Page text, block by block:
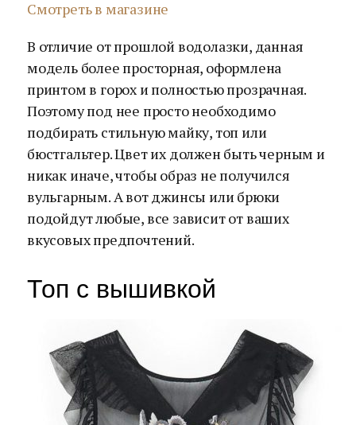
Смотреть в магазине
В отличие от прошлой водолазки, данная
модель более просторная, оформлена
принтом в горох и полностью прозрачная.
Поэтому под нее просто необходимо
подбирать стильную майку, топ или
бюстгальтер. Цвет их должен быть черным и
никак иначе, чтобы образ не получился
вульгарным. А вот джинсы или брюки
подойдут любые, все зависит от ваших
вкусовых предпочтений.
Топ с вышивкой